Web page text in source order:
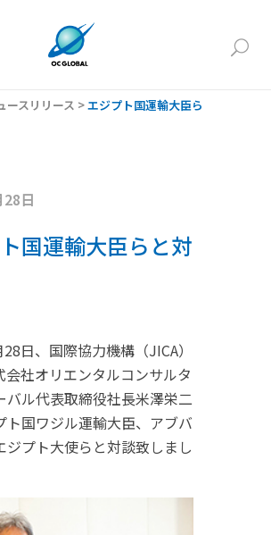
ースリリース >エジプト国運輸大臣ら
日
国運輸大臣らと対
日、国際協力機構（JICA）
会社オリエンタルコンサルタ
バル代表取締役社長米澤栄二
ト国ワジル運輸大臣、アブバ
ジプト大使らと対談致しまし